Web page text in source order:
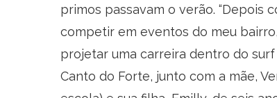
primos passavam o verão. “Depois
competir em eventos do meu
projetar uma carreira dentro do
Canto do Forte, junto com a mãe,